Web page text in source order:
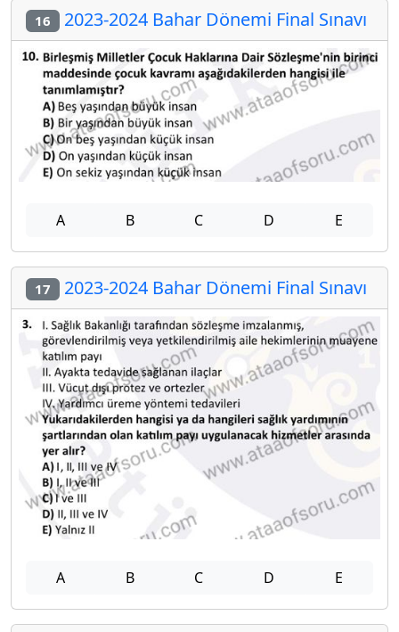
16 2023-2024 Bahar Dönemi Final Sınavı
A B C D E
17 2023-2024 Bahar Dönemi Final Sınavı
A B C D E